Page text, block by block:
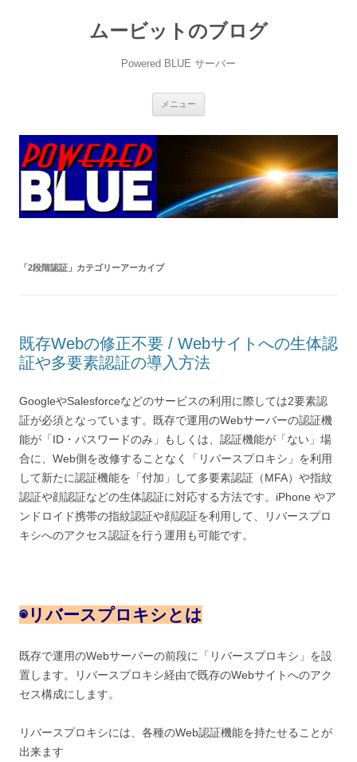
ムービットのブログ
Powered BLUE サーバー
メニュー
ツ
ッ
プ
「2段階認証 」カテゴリーアーカイブ
既存Webの修正不要 / Webサイトへの生体認
証や多要素認証の導入方法
GoogleやSalesforceなどのサービスの利用に際しては2要素認
証が必須となっています。既存で運用のWebサーバーの認証機
能が「ID・パスワードのみ」もしくは、認証機能が「ない」場
合に、Web側を改修することなく「リバースプロキシ」を利用
して新たに認証機能を「付加」して多要素認証（MFA）や指紋
認証や顔認証などの生体認証に対応する方法です。iPhone やア
ンドロイド携帯の指紋認証や顔認証を利用して、リバースプロ
キシへのアクセス認証を行う運用も可能です。
◉リバースプロキシとは
既存で運用のWebサーバーの前段に「リバースプロキシ」を設
置します。リバースプロキシ経由で既存のWebサイトへのアク
セス構成にします。
リバースプロキシには、各種のWeb認証機能を持たせることが
出来ます